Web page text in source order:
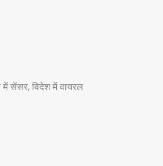
में सेंसर, विदेश में वायरल